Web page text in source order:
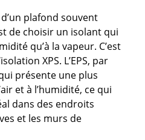
plafond souvent
de choisir un isolant qui
qu’à la vapeur. C’est
XPS. L’EPS, par
présente une plus
et à l’humidité, ce qui
dans des endroits
et les murs de